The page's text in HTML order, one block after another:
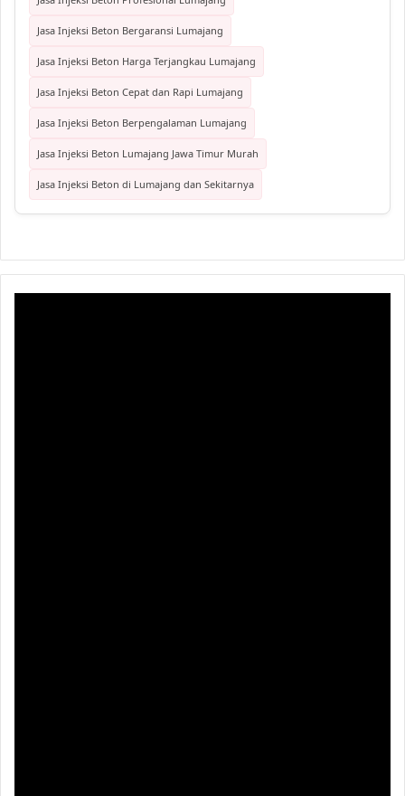
Jasa Injeksi Beton Bergaransi Lumajang
Jasa Injeksi Beton Harga Terjangkau Lumajang
Jasa Injeksi Beton Cepat dan Rapi Lumajang
Jasa Injeksi Beton Berpengalaman Lumajang
Jasa Injeksi Beton Lumajang Jawa Timur Murah
Jasa Injeksi Beton di Lumajang dan Sekitarnya